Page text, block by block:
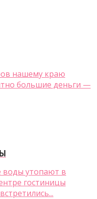
нашему краю
большие деньги —
воды утопают в
гостиницы